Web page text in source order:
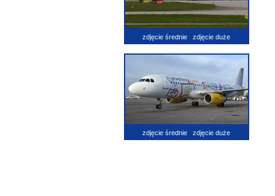
zdjęcie średnie zdjęcie duże
zdjęcie średnie zdjęcie duże